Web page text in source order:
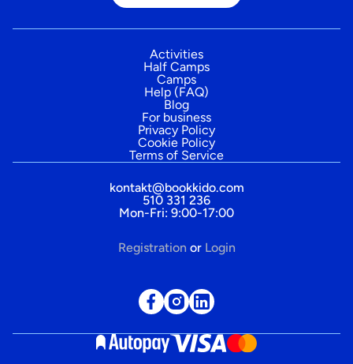
Activities
Half Camps
Camps
Help (FAQ)
Blog
For business
Privacy Policy
Cookie Policy
Terms of Service
kontakt@bookkido.com
510 331 236
Mon-Fri: 9:00-17:00
Registration or Login